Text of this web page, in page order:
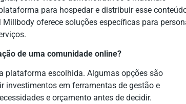
para hospedar e distribuir esse
oferece soluções específicas para
de uma comunidade online?
plataforma escolhida. Algumas opções são
investimentos em ferramentas de gestão e
e orçamento antes de decidir.